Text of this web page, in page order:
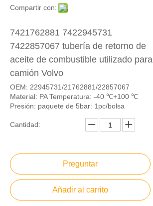
Compartir con:
7421762881 7422945731
7422857067 tubería de retorno de
aceite de combustible utilizado para
camión Volvo
OEM: 22945731/21762881/22857067
Material: PA Temperatura: -40 ℃+100 ℃
Presión: paquete de 5bar: 1pc/bolsa
Cantidad:
Preguntar
Añadir al carrito